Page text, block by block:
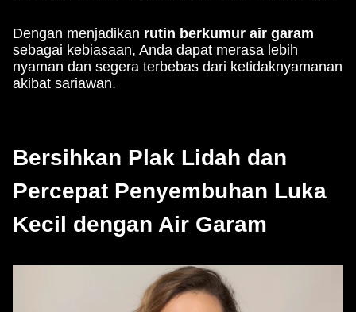
Dengan menjadikan rutin berkumur air garam
sebagai kebiasaan, Anda dapat merasa lebih
nyaman dan segera terbebas dari ketidaknyamanan
akibat sariawan.
Bersihkan Plak Lidah dan
Percepat Penyembuhan Luka
Kecil dengan Air Garam